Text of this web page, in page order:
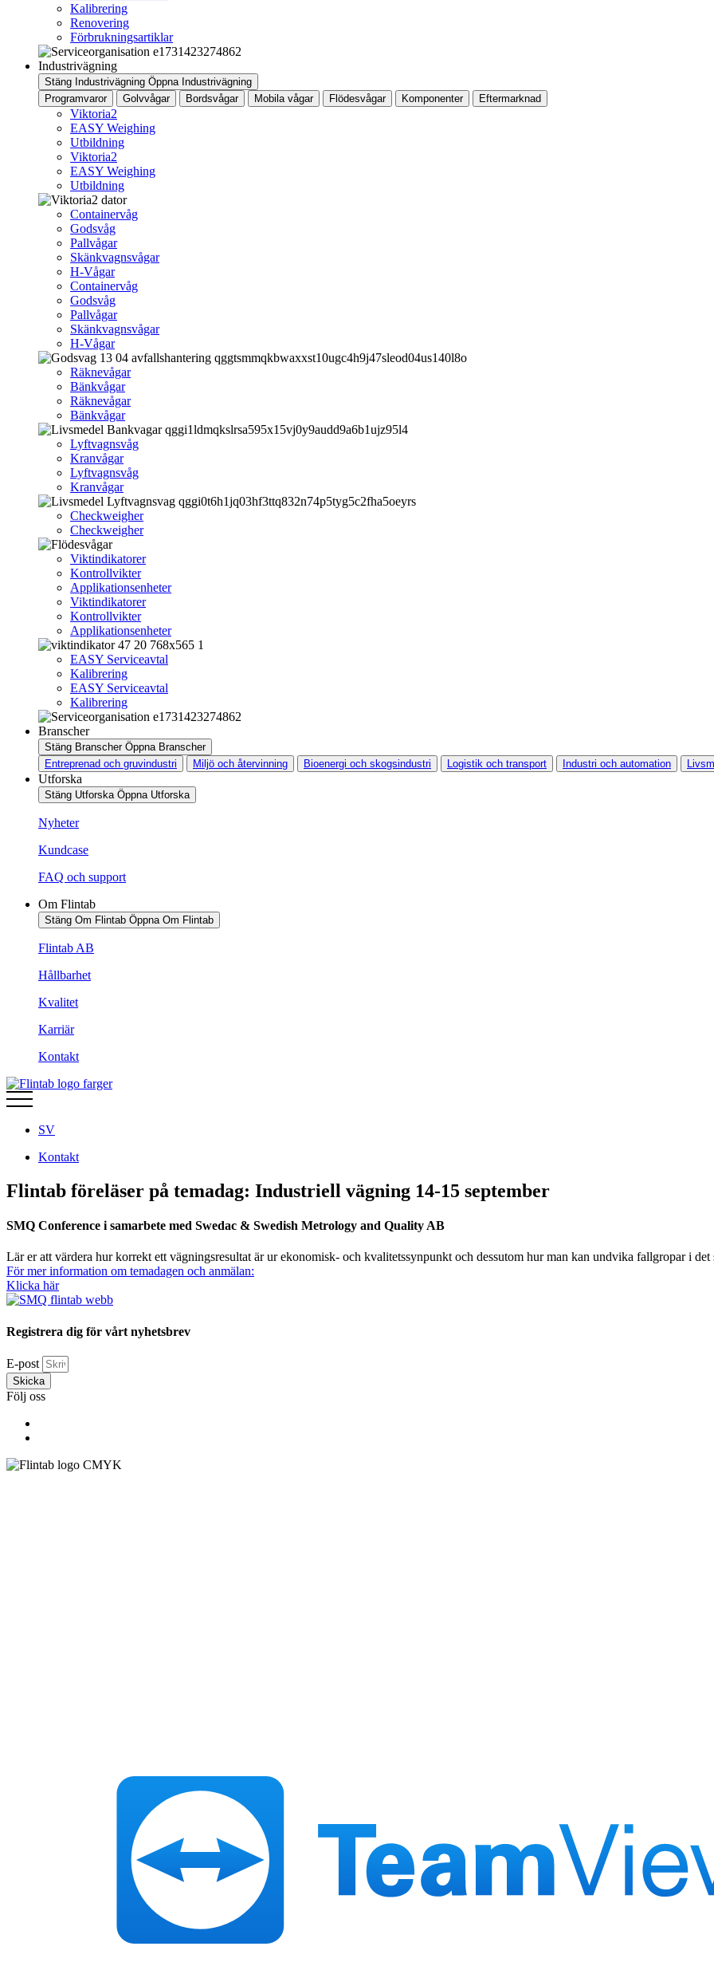
Kalibrering
Renovering
Förbrukningsartiklar
Industrivägning
Stäng Industrivägning Öppna Industrivägning
Programvaror
Golvvågar Bordsvågar Mobila vågar Flödesvågar Komponenter Eftermarknad
Viktoria2
EASY Weighing
Utbildning
Viktoria2
EASY Weighing
Utbildning
Containervåg
Godsvåg
Pallvågar
Skänkvagnsvågar
H-Vågar
Containervåg
Godsvåg
Pallvågar
Skänkvagnsvågar
H-Vågar
Räknevågar
Bänkvågar
Räknevågar
Bänkvågar
Lyftvagnsvåg
Kranvågar
Lyftvagnsvåg
Kranvågar
Checkweigher
Checkweigher
Viktindikatorer
Kontrollvikter
Applikationsenheter
Viktindikatorer
Kontrollvikter
Applikationsenheter
EASY Serviceavtal
Kalibrering
EASY Serviceavtal
Kalibrering
Branscher
Stäng Branscher Öppna Branscher
Entreprenad och gruvindustri
Miljö och återvinning Bioenergi och skogsindustri Logistik och transport Industri och automation
Utforska
Stäng Utforska Öppna Utforska
Nyheter
Kundcase
FAQ och support
Om Flintab
Stäng Om Flintab Öppna Om Flintab
Flintab AB
Hållbarhet
Kvalitet
Karriär
Kontakt
SV
Kontakt
Flintab föreläser på temadag: Industriell vägning 14-15 september
SMQ Conference i samarbete med Swedac & Swedish Metrology and Quality AB
Lär er att värdera hur korrekt ett vägningsresultat är ur ekonomisk- och kvalitetssynpunkt och dessutom hur man kan undvika fallgropar i det
För mer information om temadagen och anmälan:
Klicka här
Registrera dig för vårt nyhetsbrev
E-post
Skicka
Följ oss